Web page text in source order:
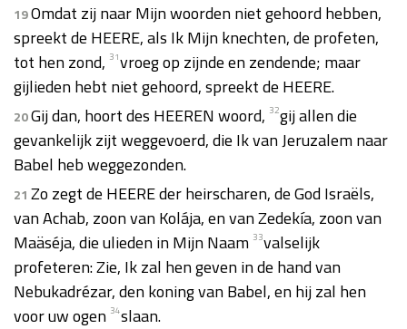
19Omdat zij naar Mijn woorden niet gehoord hebben,
spreekt de HEERE, als Ik Mijn knechten, de profeten,
tot hen zond, 31vroeg op zijnde en zendende; maar
gijlieden hebt niet gehoord, spreekt de HEERE.
20Gij dan, hoort des HEEREN woord, 32gij allen die
gevankelijk zijt weggevoerd, die Ik van Jeruzalem naar
Babel heb weggezonden.
21 Zo zegt de HEERE der heirscharen, de God Israëls,
van Achab, zoon van Kolája, en van Zedekía, zoon van
Maäséja, die ulieden in Mijn Naam 33valselijk
profeteren: Zie, Ik zal hen geven in de hand van
Nebukadrézar, den koning van Babel, en hij zal hen
voor uw ogen 34slaan.